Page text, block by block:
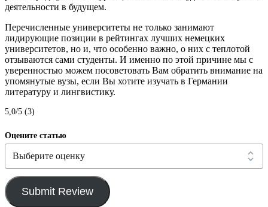
деятельности в будущем.
Перечисленные университеты не только занимают
лидирующие позиции в рейтингах лучших немецких
университетов, но и, что особенно важно, о них с теплотой
отзываются сами студенты. И именно по этой причине мы с
уверенностью можем посоветовать Вам обратить внимание на
упомянутые вузы, если Вы хотите изучать в Германии
литературу и лингвистику.
5,0/5 (3)
Оцените статью
Submit Review